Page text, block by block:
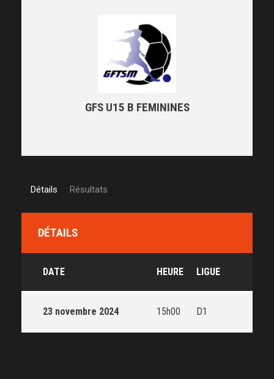
GFS U15 B FEMININES
Détails Résultats
DÉTAILS
DATE HEURE LIGUE
23 novembre 2024 15h00 D1